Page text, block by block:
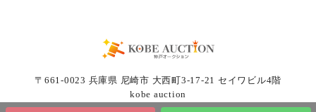
〒661-0023 兵庫県 尼崎市 大西町3-17-21 セイワビル4階
kobe auction